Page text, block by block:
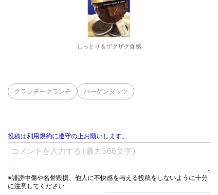
しっとり＆ザクザク食感
クランチークランチ ハーゲンダッツ